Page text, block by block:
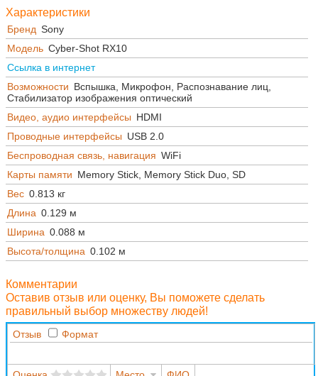
Характеристики
Бренд Sony
Модель Cyber-Shot RX10
Ссылка в интернет
Возможности Вспышка, Микрофон, Распознавание лиц,
Стабилизатор изображения оптический
Видео, аудио интерфейсы HDMI
Проводные интерфейсы USB 2.0
Беспроводная связь, навигация WiFi
Карты памяти Memory Stick, Memory Stick Duo, SD
Вес 0.813 кг
Длина 0.129 м
Ширина 0.088 м
Высота/толщина 0.102 м
Комментарии
Оставив отзыв или оценку, Вы поможете сделать
правильный выбор множеству людей!
Отзыв Формат